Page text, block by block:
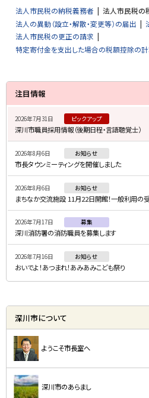
法人市民税の納税義務者 法人市民税の
法人の異動（設立・解散・変更等）の届出
法人市民税の更正の請求
特定寄付金を支出した場合の税額控除の
サ
イ
・
メ
ニ
ュ
ー
注目情報
2026年7月31日 ピックアップ
深川市職員採用情報（後期日程・言語聴覚士）
2026年8月6日 お知らせ
市長タウンミーティングを開催しました
2026年8月6日 お知らせ
まちなか交流施設 11月22日開館！一般利用の
2026年7月17日 募集
深川消防署の消防職員を募集します
2026年7月16日 お知らせ
おいでよ！あつまれ！あみあみこども祭り
深川市について
ようこそ市長室へ
深川市のあらまし